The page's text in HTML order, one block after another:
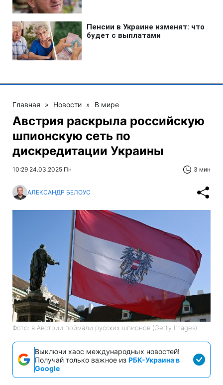
Главная » Новости » В мире
Австрия раскрыла российскую
шпионскую сеть по
дискредитации Украины
10:29 24.03.2025 Пн 3 мин
АЛЕКСАНДР БЕЛОУС
Фото: в Австрии поймали русских шпионов (Getty Images)
Выключи хаос международных новостей!
Получай только важное из РБК-Украина в
Google